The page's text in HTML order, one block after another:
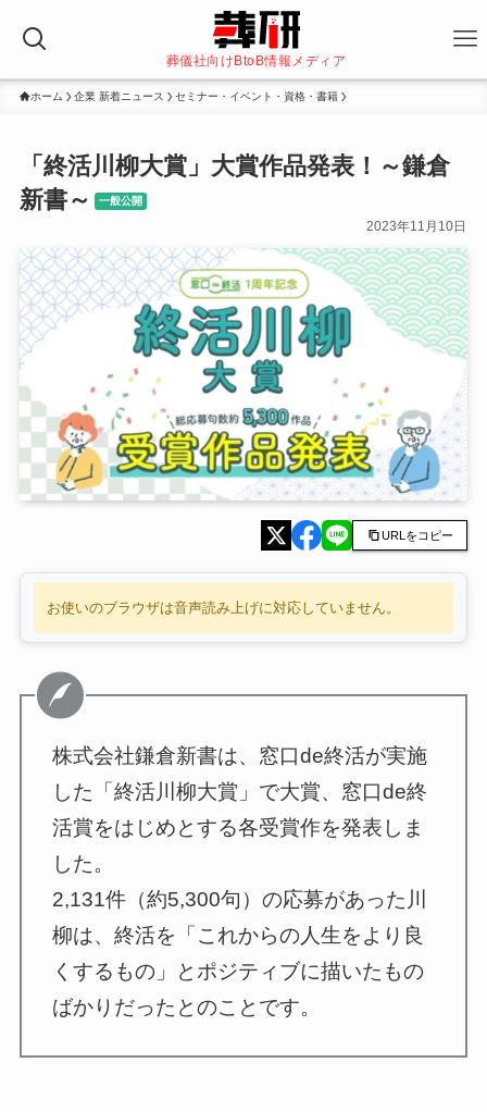
葬儀社向けBtoB情報メディア
ホーム 企業 新着ニュース セミナー・イベント・資格・書籍
「終活川柳大賞」大賞作品発表！～鎌倉
新書～
一般公開
2023年11月10日
URLをコピー
お使いのブラウザは音声読み上げに対応していません。
株式会社鎌倉新書は、窓口de終活が実施
した「終活川柳大賞」で大賞、窓口de終
活賞をはじめとする各受賞作を発表しま
した。
2,131件（約5,300句）の応募があった川
柳は、終活を「これからの人生をより良
くするもの」とポジティブに描いたもの
ばかりだったとのことです。